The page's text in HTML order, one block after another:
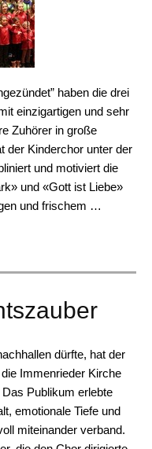
haben die drei
einzigartigen und sehr
Zuhörer in große
der Kinderchor unter der
und motiviert die
und «Gott ist Liebe»
und frischem …
dürfte, hat der
Immenrieder Kirche
Publikum erlebte
emotionale Tiefe und
miteinander verband.